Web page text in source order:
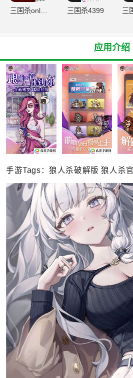
三国杀4399
应用介绍
手游Tags：狼人杀破解版 狼人杀